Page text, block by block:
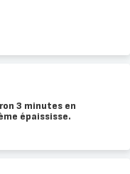
3 minutes en
épaississe.